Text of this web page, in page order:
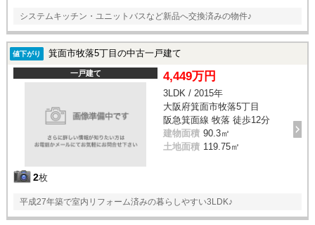
システムキッチン・ユニットバスなど新品へ交換済みの物件♪
値下がり 箕面市牧落5丁目の中古一戸建て
一戸建て
2枚
4,449万円
3LDK / 2015年
大阪府箕面市牧落5丁目
阪急箕面線 牧落 徒歩12分
建物面積 90.3㎡
土地面積 119.75㎡
平成27年築で室内リフォーム済みの暮らしやすい3LDK♪